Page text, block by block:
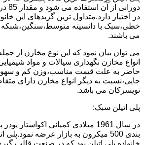
در اختیار دارد.متداول ترین گریدهای این
خطی،سبک با دانسیته متوسط،سنگین،شبکه
می باشند.
می توان بیان نمود که این نوع مخازن از
انواع مخازن نگهداری سیالات و مواد
حاضر به علت قیمت مناسب،وزن کم و
جایی،نسبت به دیگر انواع مخازن دارای
تویسرکان می باشد.
پلی اتیلن سبک:
در سال 1961 میلادی کمپانی اکواستار
بندی 500 میکرون به بازار عرضه
خانواده پلی اتیلن بود که در صنعت قالب